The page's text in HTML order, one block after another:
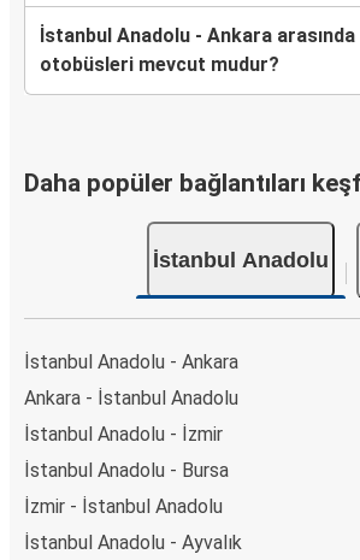
İstanbul Anadolu - Ankara
otobüsleri mevcut mudur?
Daha popüler bağlantıları
İstanbul Anadolu
İstanbul Anadolu - Ankara
Ankara - İstanbul Anadolu
İstanbul Anadolu - İzmir
İstanbul Anadolu - Bursa
İzmir - İstanbul Anadolu
İstanbul Anadolu - Ayvalık